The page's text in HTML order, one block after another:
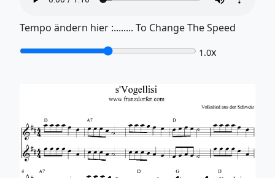
Tempo ändern hier :........ To Change The Speed
1.0x